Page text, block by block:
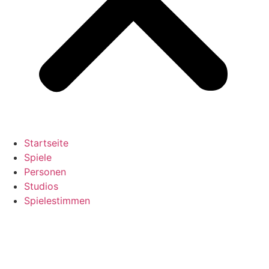
Startseite
Spiele
Personen
Studios
Spielestimmen